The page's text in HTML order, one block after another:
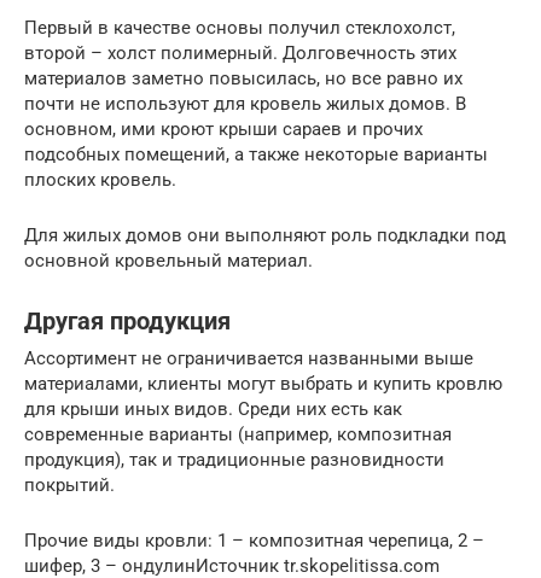
Первый в качестве основы получил стеклохолст,
второй – холст полимерный. Долговечность этих
материалов заметно повысилась, но все равно их
почти не используют для кровель жилых домов. В
основном, ими кроют крыши сараев и прочих
подсобных помещений, а также некоторые варианты
плоских кровель.
Для жилых домов они выполняют роль подкладки под
основной кровельный материал.
Другая продукция
Ассортимент не ограничивается названными выше
материалами, клиенты могут выбрать и купить кровлю
для крыши иных видов. Среди них есть как
современные варианты (например, композитная
продукция), так и традиционные разновидности
покрытий.
Прочие виды кровли: 1 – композитная черепица, 2 –
шифер, 3 – ондулинИсточник tr.skopelitissa.com